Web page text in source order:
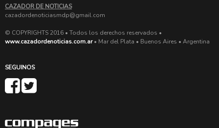
CAZADOR DE NOTICIAS
cazadordenoticiasmdp@gmail.com
© COPYRIGHTS 2016 • Todos los derechos reservados •
www.cazadordenoticias.com.ar• Mar del Plata • Buenos Aires • Argentina
SEGUINOS